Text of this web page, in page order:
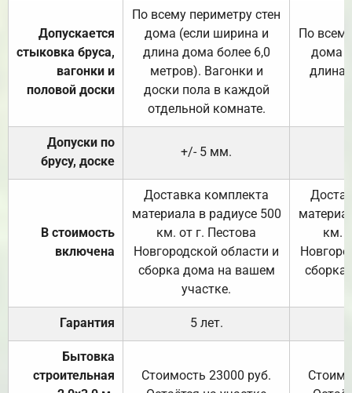
Допускается
стыковка бруса,
вагонки и
половой доски
По всему периметру стен
дома (если ширина и
длина дома более 6,0
метров). Вагонки и
доски пола в каждой
отдельной комнате.
По
дома
длина
Допуски по
брусу, доске
+/- 5 мм.
В стоимость
включена
Доставка комплекта
материала в радиусе 500
км. от г. Пестова
Новгородской области и
сборка дома на вашем
участке.
км.
Гарантия 5 лет.
Бытовка
строительная
Стоимость 23000 руб.